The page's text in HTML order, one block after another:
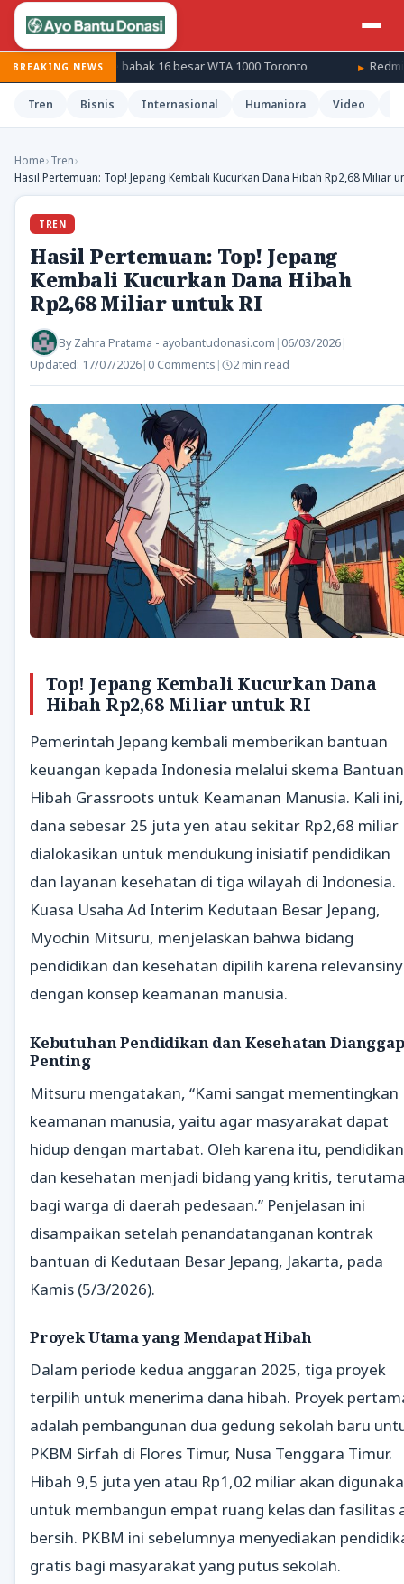
BREAKING NEWS
melaju ke babak 16 besar WTA 1000 Toronto Redmi
Tren Bisnis Internasional Humaniora Video
Home›Tren›
Hasil Pertemuan: Top! Jepang Kembali Kucurkan Dana Hibah Rp2,68 Miliar
TREN
Hasil Pertemuan: Top! Jepang
Kembali Kucurkan Dana Hibah
Rp2,68 Miliar untuk RI
ByZahra Pratama - ayobantudonasi.com | 06/03/2026|
Updated: 17/07/2026| 0 Comments | 2 min read
Top! Jepang Kembali Kucurkan Dana
Hibah Rp2,68 Miliar untuk RI
Pemerintah Jepang kembali memberikan bantuan
keuangan kepada Indonesia melalui skema Bantuan
Hibah Grassroots untuk Keamanan Manusia. Kali ini,
dana sebesar 25 juta yen atau sekitar Rp2,68 miliar
dialokasikan untuk mendukung inisiatif pendidikan
dan layanan kesehatan di tiga wilayah di Indonesia.
Kuasa Usaha Ad Interim Kedutaan Besar Jepang,
Myochin Mitsuru, menjelaskan bahwa bidang
pendidikan dan kesehatan dipilih karena
dengan konsep keamanan manusia.
Kebutuhan Pendidikan dan Kesehatan Dianggap
Penting
Mitsuru mengatakan, “Kami sangat mementingkan
keamanan manusia, yaitu agar masyarakat dapat
hidup dengan martabat. Oleh karena itu, pendidikan
dan kesehatan menjadi bidang yang kritis,
bagi warga di daerah pedesaan.” Penjelasan ini
disampaikan setelah penandatanganan kontrak
bantuan di Kedutaan Besar Jepang, Jakarta, pada
Kamis (5/3/2026).
Proyek Utama yang Mendapat Hibah
Dalam periode kedua anggaran 2025, tiga proyek
terpilih untuk menerima dana hibah. Proyek
adalah pembangunan dua gedung sekolah baru
PKBM Sirfah di Flores Timur, Nusa Tenggara Timur.
Hibah 9,5 juta yen atau Rp1,02 miliar akan
untuk membangun empat ruang kelas dan fasilitas
bersih. PKBM ini sebelumnya menyediakan
gratis bagi masyarakat yang putus sekolah.